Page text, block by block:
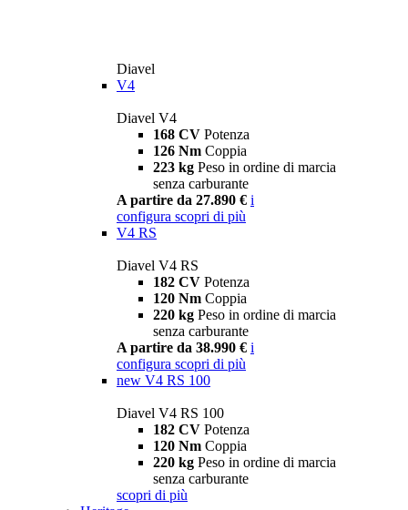
Diavel
V4
Diavel V4
168 CV Potenza
126 Nm Coppia
223 kg Peso in ordine di marcia
senza carburante
A partire da 27.890 € i
configura scopri di più
V4 RS
Diavel V4 RS
182 CV Potenza
120 Nm Coppia
220 kg Peso in ordine di marcia
senza carburante
A partire da 38.990 € i
configura scopri di più
new V4 RS 100
Diavel V4 RS 100
182 CV Potenza
120 Nm Coppia
220 kg Peso in ordine di marcia
senza carburante
scopri di più